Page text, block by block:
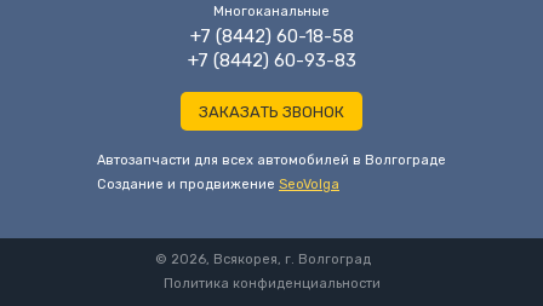
Автозапчасти для всех автомобилей в Волгограде
Cоздание и продвижение SeoVolga
Многоканальные
+7 (8442) 60-18-58
+7 (8442) 60-93-83
ЗАКАЗАТЬ ЗВОНОК
© 2026, Всякорея, г. Волгоград
Политика конфиденциальности